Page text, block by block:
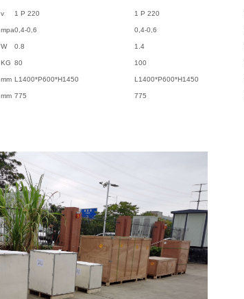
v 1 P 220 1 P 220
mpa0,4-0,6 0,4-0,6
W 0.8 1.4
KG 80 100
mm L1400*P600*H1450 L1400*P600*H1450
mm 775 775